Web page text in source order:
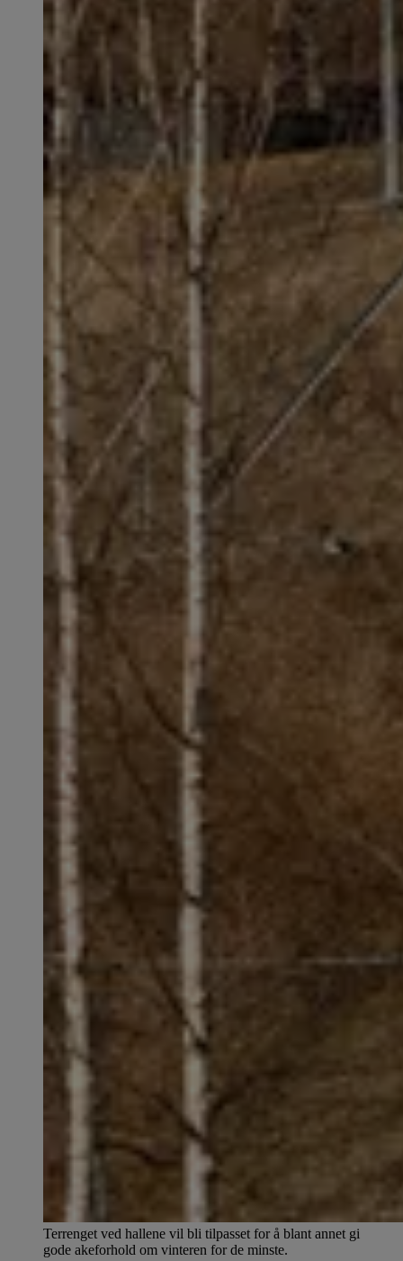
Terrenget ved hallene vil bli tilpasset for å blant annet gi
gode akeforhold om vinteren for de minste.